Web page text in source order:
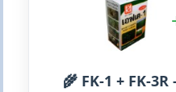
🌾 FK-1 + FK-